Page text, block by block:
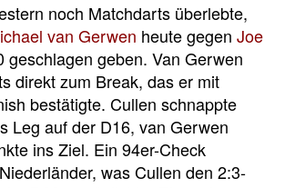
noch Matchdarts überlebte,
van Gerwen heute gegen Joe
geschlagen geben. Van Gerwen
direkt zum Break, das er mit
bestätigte. Cullen schnappte
Leg auf der D16, van Gerwen
ins Ziel. Ein 94er-Check
was Cullen den 2:3-